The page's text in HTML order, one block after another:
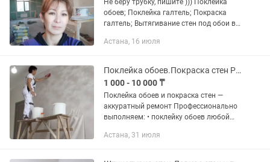
Не беру трубку, пишите ))) Поклейка
обоев; Поклейка галтель; Покраска
галтель; Вытягивание стен под обои в
до и после); Демонтаж обоев. Стаж
Астана, 16 июля
Поклейка обоев.Покраска стен Ремонт квартир
1 000 - 10 000 ₸
Поклейка обоев и покраска стен —
аккуратный ремонт Профессионально
выполняем: • поклейку обоев любой
подготовку стен Работаем аккуратно,
Астана, 31 июля